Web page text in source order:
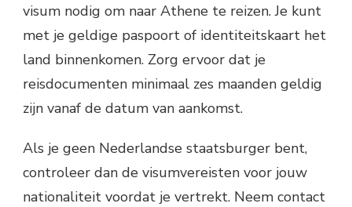
visum nodig om naar Athene te reizen. Je kunt
met je geldige paspoort of identiteitskaart het
land binnenkomen. Zorg ervoor dat je
reisdocumenten minimaal zes maanden geldig
zijn vanaf de datum van aankomst.
Als je geen Nederlandse staatsburger bent,
controleer dan de visumvereisten voor jouw
nationaliteit voordat je vertrekt. Neem contact